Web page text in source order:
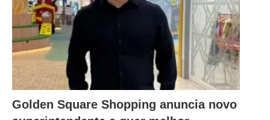
Golden Square Shopping anuncia novo